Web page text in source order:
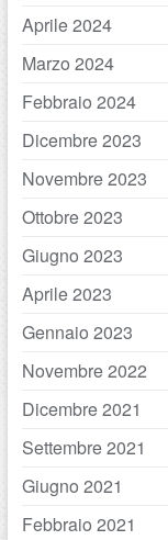
Aprile 2024
Marzo 2024
Febbraio 2024
Dicembre 2023
Novembre 2023
Ottobre 2023
Giugno 2023
Aprile 2023
Gennaio 2023
Novembre 2022
Dicembre 2021
Settembre 2021
Giugno 2021
Febbraio 2021